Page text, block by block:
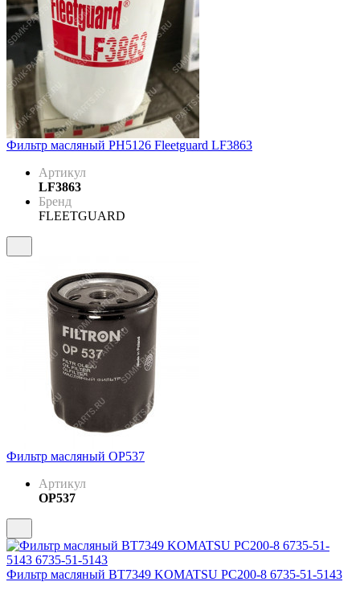
Фильтр масляный PH5126 Fleetguard LF3863
Артикул
LF3863
Бренд
FLEETGUARD
Фильтр масляный OP537
Артикул
OP537
Фильтр масляный BT7349 KOMATSU PC200-8 6735-51-5143